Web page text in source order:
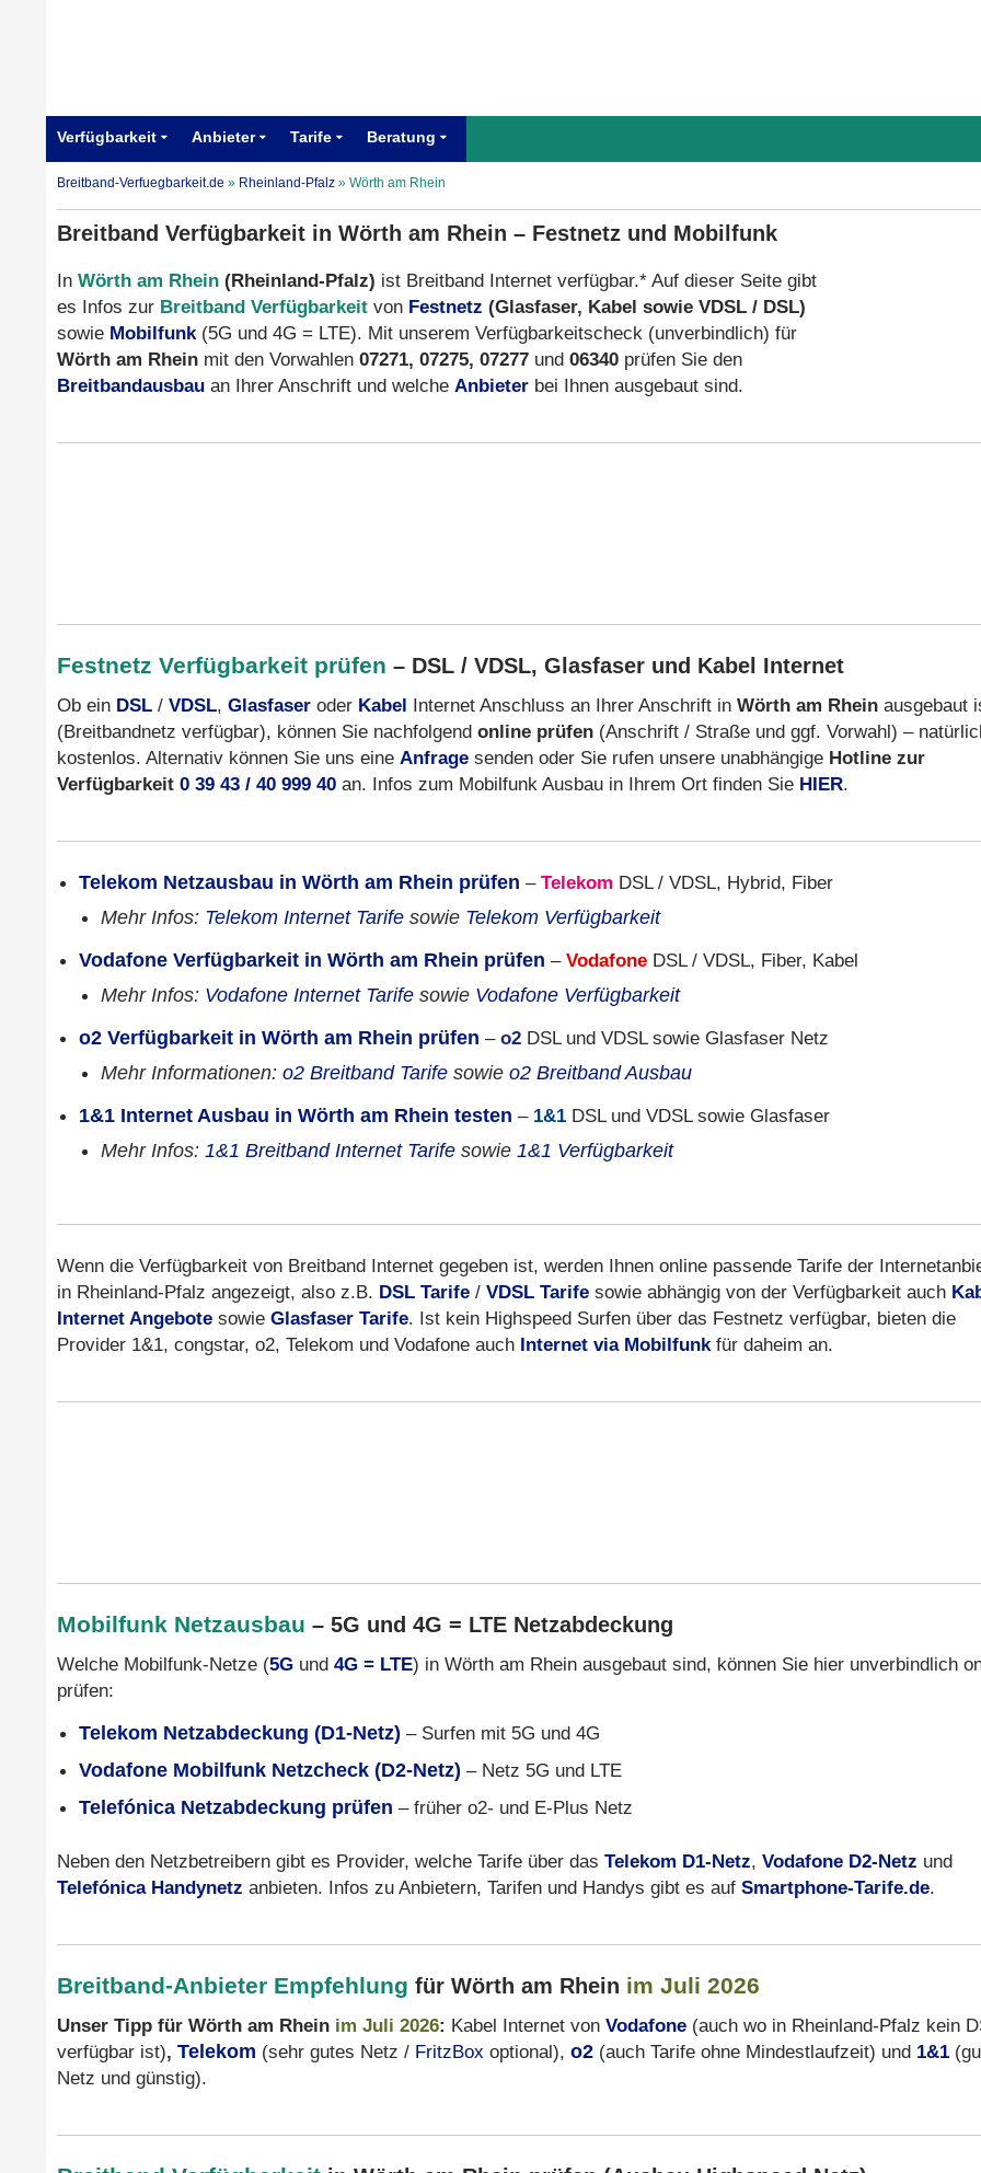
Verfügbarkeit Anbieter Tarife Beratung
Breitband-Verfuegbarkeit.de » Rheinland-Pfalz » Wörth am Rhein
Breitband Verfügbarkeit in Wörth am Rhein – Festnetz und Mobilfunk
In Wörth am Rhein (Rheinland-Pfalz) ist Breitband Internet verfügbar.* Auf dieser Seite gibt
es Infos zur Breitband Verfügbarkeit von Festnetz (Glasfaser, Kabel sowie VDSL / DSL)
sowie Mobilfunk(5G und 4G = LTE). Mit unserem Verfügbarkeitscheck (unverbindlich) für
Wörth am Rhein mit den Vorwahlen 07271, 07275, 07277 und 06340 prüfen Sie den
Breitbandausbau an Ihrer Anschrift und welche Anbieter bei Ihnen ausgebaut sind.
Festnetz Verfügbarkeit prüfen – DSL / VDSL, Glasfaser und Kabel Internet
Ob ein DSL / VDSL, Glasfaser oder Kabel Internet Anschluss an Ihrer Anschrift in Wörth am Rhein ausgebaut
(Breitbandnetz verfügbar), können Sie nachfolgend online prüfen (Anschrift / Straße und ggf. Vorwahl) –
kostenlos. Alternativ können Sie uns eine Anfrage senden oder Sie rufen unsere unabhängige Hotline zur
Verfügbarkeit 0 39 43 / 40 999 40 an. Infos zum Mobilfunk Ausbau in Ihrem Ort finden Sie HIER.
Telekom Netzausbau in Wörth am Rhein prüfen – Telekom DSL / VDSL, Hybrid, Fiber
Mehr Infos: Telekom Internet Tarife sowie Telekom Verfügbarkeit
Vodafone Verfügbarkeit in Wörth am Rhein prüfen – Vodafone DSL / VDSL, Fiber, Kabel
Mehr Infos: Vodafone Internet Tarife sowie Vodafone Verfügbarkeit
o2 Verfügbarkeit in Wörth am Rhein prüfen – o2 DSL und VDSL sowie Glasfaser Netz
Mehr Informationen: o2 Breitband Tarife sowie o2 Breitband Ausbau
1&1 Internet Ausbau in Wörth am Rhein testen – 1&1 DSL und VDSL sowie Glasfaser
Mehr Infos: 1&1 Breitband Internet Tarife sowie 1&1 Verfügbarkeit
Wenn die Verfügbarkeit von Breitband Internet gegeben ist, werden Ihnen online passende Tarife der
in Rheinland-Pfalz angezeigt, also z.B. DSL Tarife / VDSL Tarife sowie abhängig von der Verfügbarkeit auch
Internet Angebote sowie Glasfaser Tarife. Ist kein Highspeed Surfen über das Festnetz verfügbar, bieten die
Provider 1&1, congstar, o2, Telekom und Vodafone auch Internet via Mobilfunkfür daheim an.
Mobilfunk Netzausbau – 5G und 4G = LTE Netzabdeckung
Welche Mobilfunk-Netze (5G und 4G = LTE) in Wörth am Rhein ausgebaut sind, können Sie hier unverbindlich
prüfen:
Telekom Netzabdeckung (D1-Netz) – Surfen mit 5G und 4G
Vodafone Mobilfunk Netzcheck (D2-Netz) – Netz 5G und LTE
Telefónica Netzabdeckung prüfen – früher o2- und E-Plus Netz
Neben den Netzbetreibern gibt es Provider, welche Tarife über das Telekom D1-Netz, Vodafone D2-Netz und
Telefónica Handynetz anbieten. Infos zu Anbietern, Tarifen und Handys gibt es auf Smartphone-Tarife.de.
Breitband-Anbieter Empfehlung für Wörth am Rhein im Juli 2026
Unser Tipp für Wörth am Rhein im Juli 2026: Kabel Internet von Vodafone (auch wo in Rheinland-Pfalz kein
verfügbar ist), Telekom (sehr gutes Netz / FritzBox optional), o2 (auch Tarife ohne Mindestlaufzeit) und 1&1
Netz und günstig).